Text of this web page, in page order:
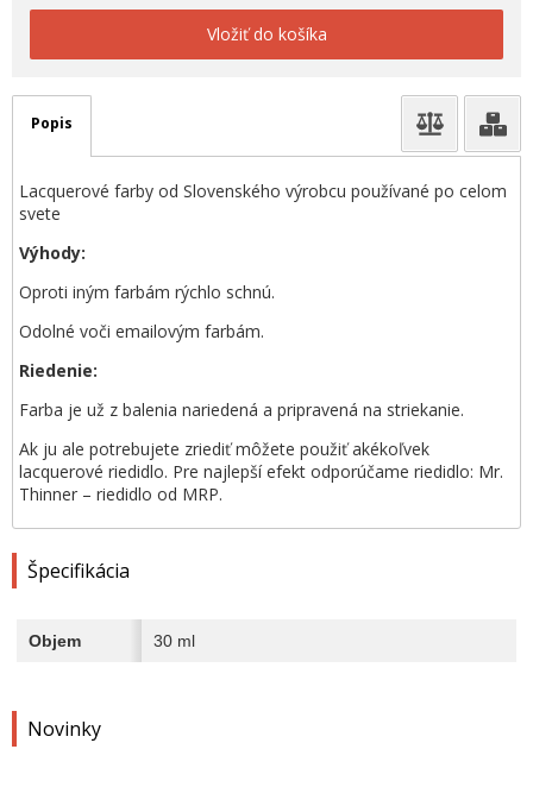
Novinky
Vložiť do košíka
Popis
Lacquerové farby od Slovenského výrobcu používané po celom
svete
Výhody:
Oproti iným farbám rýchlo schnú.
Odolné voči emailovým farbám.
Riedenie:
Farba je už z balenia nariedená a pripravená na striekanie.
Ak ju ale potrebujete zriediť môžete použiť akékoľvek
lacquerové riedidlo. Pre najlepší efekt odporúčame riedidlo: Mr.
Thinner – riedidlo od MRP.
Špecifikácia
Objem 30 ml